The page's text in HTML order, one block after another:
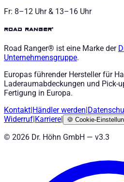
Fr: 8–12 Uhr & 13–16 Uhr
road ranger®
Road Ranger® ist eine Marke der
Unternehmensgruppe.
Europas führender Hersteller für
Laderaumabdeckungen und Pick-
Fertigung in Europa.
Kontakt|Händler werden|
Widerruf|Karriere| 🍪 Cookie-
© 2026 Dr. Höhn GmbH — v3.3